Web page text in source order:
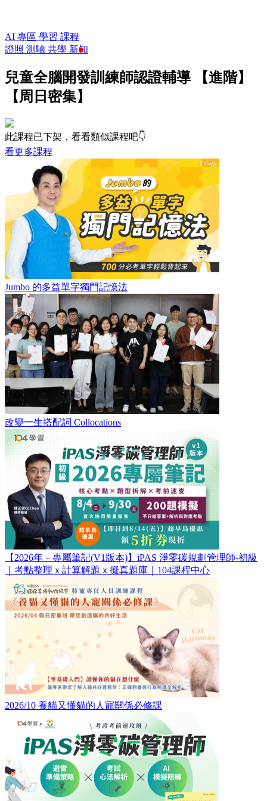
AI 專區 學習 課程
證照 測驗 共學 新知
兒童全腦開發訓練師認證輔導 【進階】
【周日密集】
此課程已下架，看看類似課程吧👇
看更多課程
Jumbo 的多益單字獨門記憶法
改變一生搭配詞 Collocations
【2026年－專屬筆記(V1版本)】iPAS 淨零碳規劃管理師-初級
｜考點整理ｘ計算解題ｘ擬真題庫｜104課程中心
2026/10 養貓又懂貓的人寵關係必修課